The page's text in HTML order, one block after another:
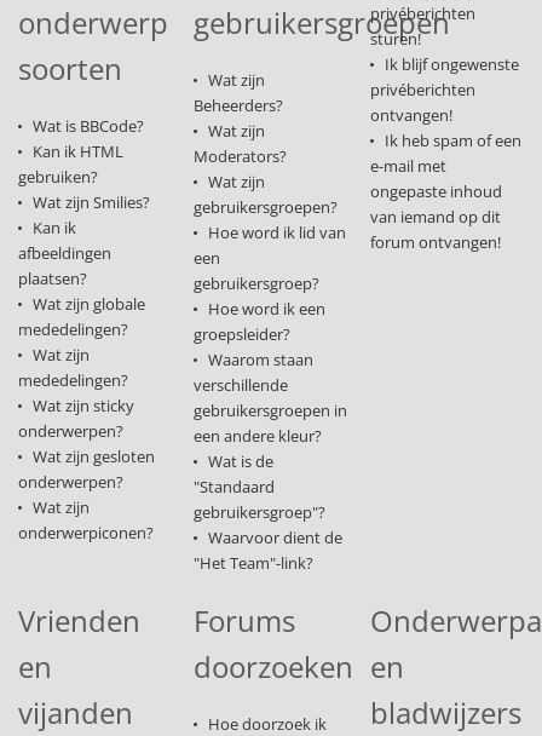
onderwerp
soorten
Wat is BBCode?
Kan ik HTML
gebruiken?
Wat zijn Smilies?
Kan ik
afbeeldingen
plaatsen?
Wat zijn globale
mededelingen?
Wat zijn
mededelingen?
Wat zijn sticky
onderwerpen?
Wat zijn gesloten
onderwerpen?
Wat zijn
onderwerpiconen?
gebruikersgroepen
Wat zijn
Beheerders?
Wat zijn
Moderators?
Wat zijn
gebruikersgroepen?
Hoe word ik lid van
een
gebruikersgroep?
Hoe word ik een
groepsleider?
Waarom staan
verschillende
gebruikersgroepen in
een andere kleur?
Wat is de
"Standaard
gebruikersgroep"?
Waarvoor dient de
"Het Team"-link?
privéberichten
sturen!
Ik blijf ongewenste
privéberichten
ontvangen!
Ik heb spam of een
e-mail met
ongepaste inhoud
van iemand op dit
forum ontvangen!
Vrienden
en
vijanden
Forums
doorzoeken
Hoe doorzoek ik
en
bladwijzers